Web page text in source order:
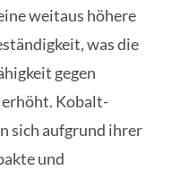
weitaus höhere
was die
gegen
Kobalt-
sich aufgrund ihrer
und